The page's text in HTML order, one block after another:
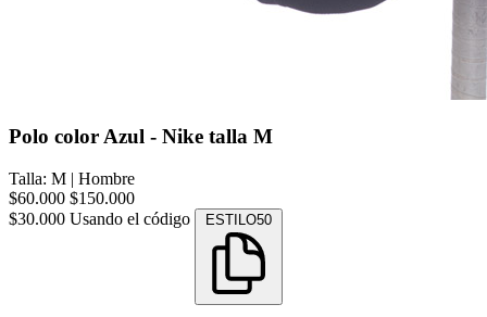
Polo color Azul - Nike talla M
Talla: M | Hombre
$60.000 $150.000
$30.000 Usando el código ESTILO50